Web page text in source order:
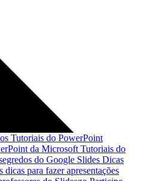
Tutoriais do PowerPoint
da Microsoft Tutoriais do
do Google Slides Dicas
dicas para fazer apresentações